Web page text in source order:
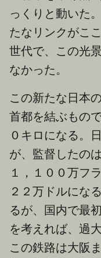
っくりと動いた
たなリンクがこ
世代で、この光
なかった。
この新たな日本
首都を結ぶもの
０キロになる。
が、監督したの
１，１００万フ
２２万ドルにな
るが、国内で最
を考えれば、過
この鉄路は大阪